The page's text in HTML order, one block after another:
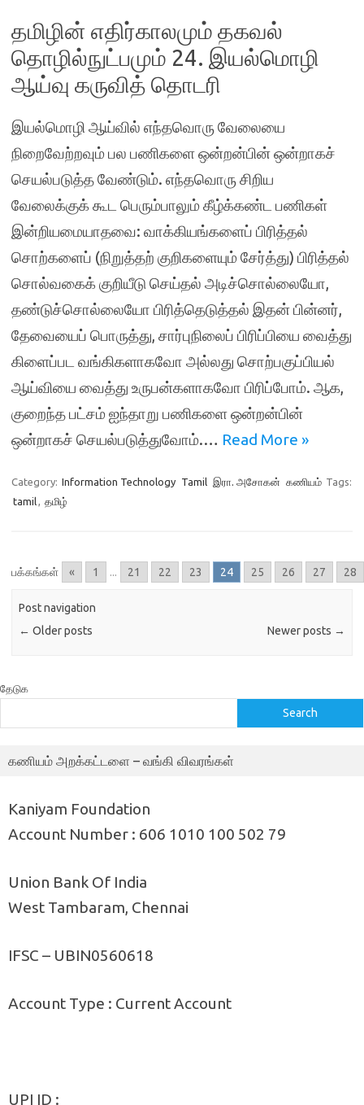
தமிழின் எதிர்காலமும் தகவல்
தொழில்நுட்பமும் 24. இயல்மொழி
ஆய்வு கருவித் தொடரி
இயல்மொழி ஆய்வில் எந்தவொரு வேலையை
நிறைவேற்றவும் பல பணிகளை ஒன்றன்பின் ஒன்றாகச்
செயல்படுத்த வேண்டும். எந்தவொரு சிறிய
வேலைக்குக் கூட பெரும்பாலும் கீழ்க்கண்ட பணிகள்
இன்றியமையாதவை: வாக்கியங்களைப் பிரித்தல்
சொற்களைப் (நிறுத்தற் குறிகளையும் சேர்த்து) பிரித்தல்
சொல்வகைக் குறியீடு செய்தல் அடிச்சொல்லையோ,
தண்டுச்சொல்லையோ பிரித்தெடுத்தல் இதன் பின்னர்,
தேவையைப் பொருத்து, சார்புநிலைப் பிரிப்பியை வைத்து
கிளைப்பட வங்கிகளாகவோ அல்லது சொற்பகுப்பியல்
ஆய்வியை வைத்து உருபன்களாகவோ பிரிப்போம். ஆக,
குறைந்த பட்சம் ஐந்தாறு பணிகளை ஒன்றன்பின்
ஒன்றாகச் செயல்படுத்துவோம்.… Read More »
Category: Information Technology Tamil இரா. அசோகன் கணியம் Tags:
tamil, தமிழ்
பக்கங்கள் « 1 ... 21 22 23 24 25 26 27 28
Post navigation
← Older posts Newer posts →
தேடுக
Search
கணியம் அறக்கட்டளை – வங்கி விவரங்கள்
Kaniyam Foundation
Account Number : 606 1010 100 502 79
Union Bank Of India
West Tambaram, Chennai
IFSC – UBIN0560618
Account Type : Current Account
UPI ID :